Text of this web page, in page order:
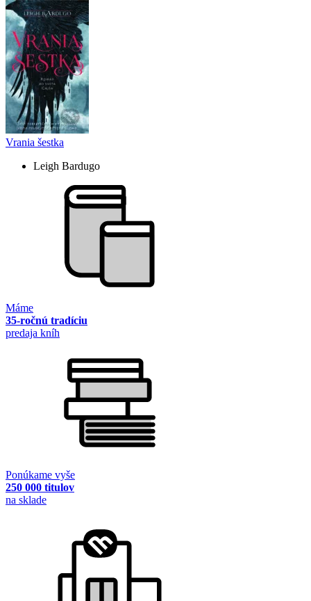
Vrania šestka
Leigh Bardugo
Máme
35-ročnú tradíciu
predaja kníh
Ponúkame vyše
250 000 titulov
na sklade